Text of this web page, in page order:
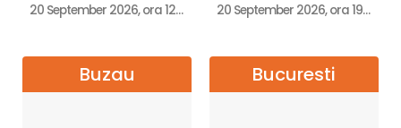
20 September 2026, ora 12:30 20 September 2026, ora 19:00
Buzau Bucuresti